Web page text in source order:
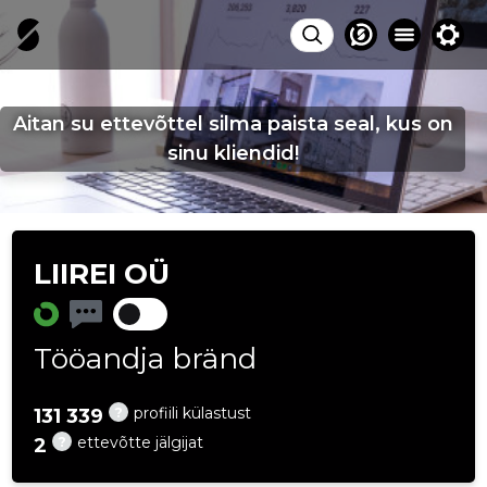
Aitan su ettevõttel silma paista seal, kus on
sinu kliendid!
LIIREI OÜ
Tööandja bränd
? profiili külastust
131 339
? ettevõtte jälgijat
2